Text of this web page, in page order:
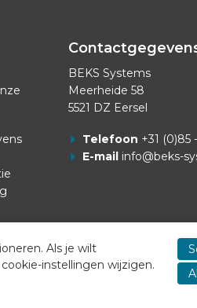
BEKS Systems
Meerheide 58
5521 DZ Eersel
Telefoon +31 (0)85
E-mail info@beks-
Als je wilt
instellingen wijzigen.